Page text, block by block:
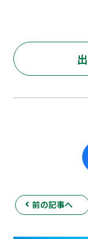
前の記事へ